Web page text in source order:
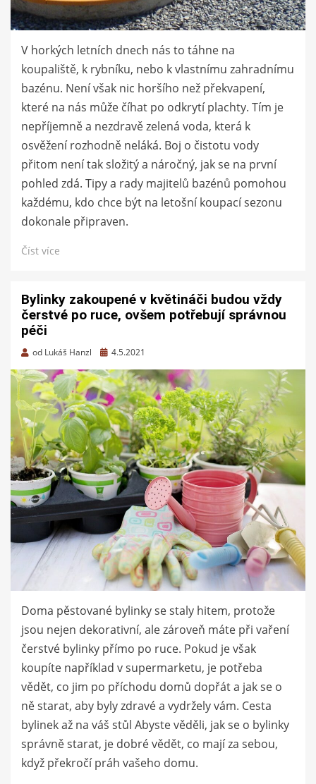
V horkých letních dnech nás to táhne na
koupaliště, k rybníku, nebo k vlastnímu zahradnímu
bazénu. Není však nic horšího než překvapení,
které na nás může číhat po odkrytí plachty. Tím je
nepříjemně a nezdravě zelená voda, která k
osvěžení rozhodně neláká. Boj o čistotu vody
přitom není tak složitý a náročný, jak se na první
pohled zdá. Tipy a rady majitelů bazénů pomohou
každému, kdo chce být na letošní koupací sezonu
dokonale připraven.
Číst více
Bylinky zakoupené v květináči budou vždy
čerstvé po ruce, ovšem potřebují správnou
péči
od Lukáš Hanzl
Zveřejněno
4.5.2021
Doma pěstované bylinky se staly hitem, protože
jsou nejen dekorativní, ale zároveň máte při vaření
čerstvé bylinky přímo po ruce. Pokud je však
koupíte například v supermarketu, je potřeba
vědět, co jim po příchodu domů dopřát a jak se o
ně starat, aby byly zdravé a vydržely vám. Cesta
bylinek až na váš stůl Abyste věděli, jak se o bylinky
správně starat, je dobré vědět, co mají za sebou,
když překročí práh vašeho domu.